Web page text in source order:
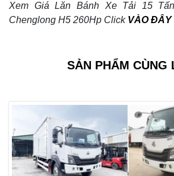
Xem Giá Lăn Bánh Xe Tải 15
Chenglong H5 260Hp Click VÀO ĐÂY
SẢN PHẨM CÙNG